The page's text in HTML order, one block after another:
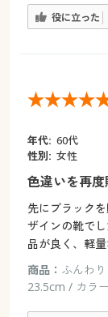
役に立った
年代: 60代
性別: 女性
色違いを再度
先にブラック
ザインの靴で
品が良く、軽
商品： ふんわ
23.5cm / カラ